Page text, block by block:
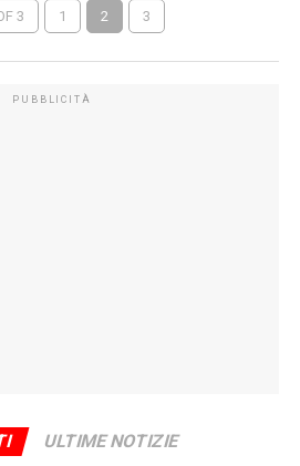
3 1 2 3
PUBBLICITÀ
ULTIME NOTIZIE